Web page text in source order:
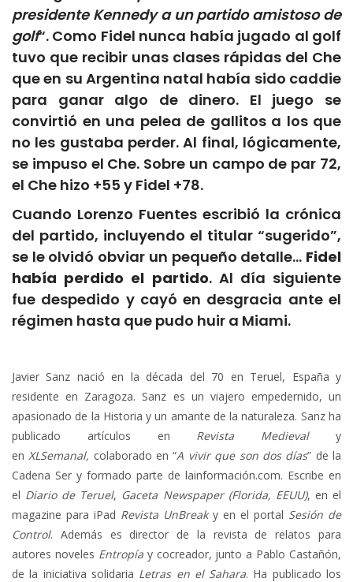
presidente Kennedy a un partido amistoso de
golf“. Como Fidel nunca había jugado al golf
tuvo que recibir unas clases rápidas del Che
que en su Argentina natal había sido caddie
para ganar algo de dinero. El juego se
convirtió en una pelea de gallitos a los que
no les gustaba perder. Al final, lógicamente,
se impuso el Che. Sobre un campo de par 72,
el Che hizo +55 y Fidel +78.
Cuando Lorenzo Fuentes escribió la crónica
del partido, incluyendo el titular “sugerido”,
se le olvidó obviar un pequeño detalle… Fidel
había perdido el partido. Al día siguiente
fue despedido y cayó en desgracia ante el
régimen hasta que pudo huir a Miami.
Javier Sanz nació en la década del 70 en Teruel, España y
residente en Zaragoza. Sanz es un viajero empedernido, un
apasionado de la Historia y un amante de la naturaleza. Sanz ha
publicado artículos en Revista Medievaly
enXLSemanal, colaborado en “A vivir que son dos días” de la
Cadena Ser y formado parte de lainformación.com. Escribe en
el Diario de Teruel, Gaceta Newspaper (Florida, EEUU), en el
magazine para iPad Revista UnBreaky en el portal Sesión de
Control. Además es director de la revista de relatos para
autores noveles Entropíay cocreador, junto a Pablo Castañón,
de la iniciativa solidaria Letras en el Sahara. Ha publicado los